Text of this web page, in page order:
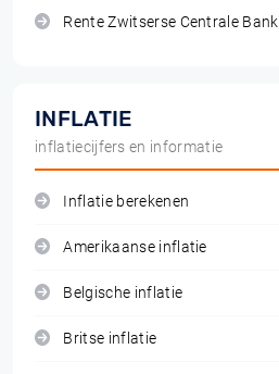
Rente Zwitserse Centrale Bank
INFLATIE
inflatiecijfers en informatie
Inflatie berekenen
Amerikaanse inflatie
Belgische inflatie
Britse inflatie